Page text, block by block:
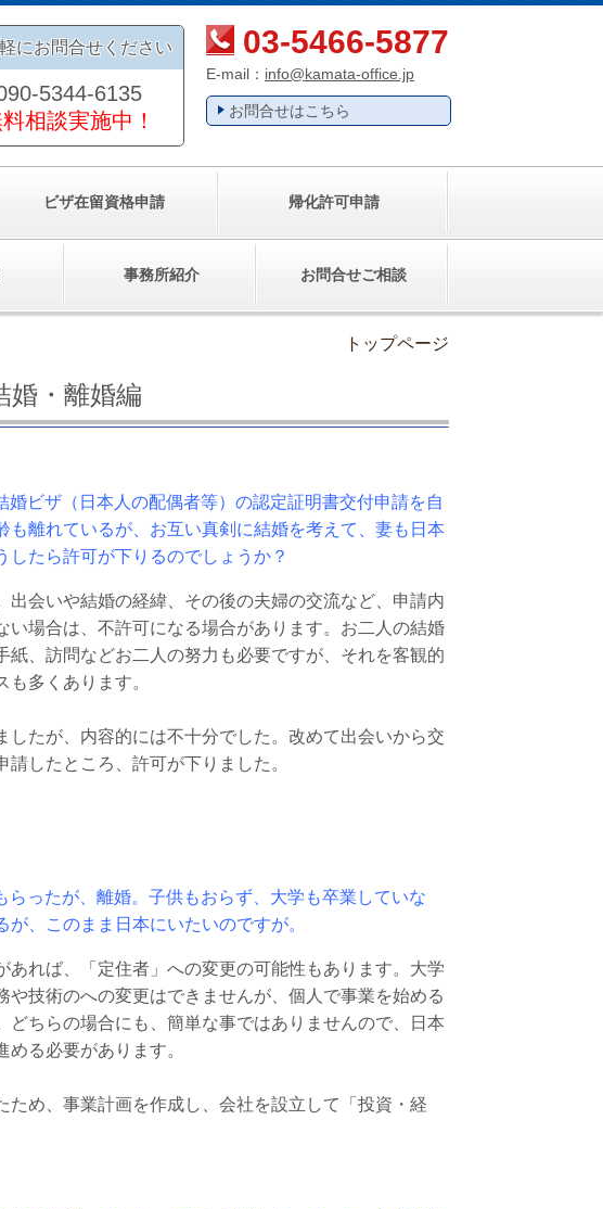
にお問合せください
5344-6135
相談実施中！
03-5466-5877
E-mail： info@kamata-office.jp
お問合せはこちら
ビザ在留資格申請 帰化許可申請
事務所紹介 お問合せご相談
トップページ
婚・離婚編
ビザ（日本人の配偶者等）の認定証明書交付申請を自
離れているが、お互い真剣に結婚を考えて、妻も日本
たら許可が下りるのでしょうか？
出会いや結婚の経緯、その後の夫婦の交流など、申請内
場合は、不許可になる場合があります。お二人の結婚
、訪問などお二人の努力も必要ですが、それを客観的
多くあります。
たが、内容的には不十分でした。改めて出会いから交
したところ、許可が下りました。
ったが、離婚。子供もおらず、大学も卒業していな
、このまま日本にいたいのですが。
あれば、「定住者」への変更の可能性もあります。大学
技術のへの変更はできませんが、個人で事業を始める
ちらの場合にも、簡単な事ではありませんので、日本
る必要があります。
め、事業計画を作成し、会社を設立して「投資・経